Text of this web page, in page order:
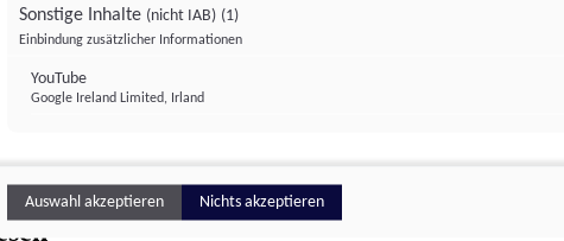
professionell
Sonstige Inhalte (nicht IAB) (1)
Einbindung zusätzlicher Informationen
YouTube
Google Ireland Limited, Irland
Auswahl akzeptieren Nichts akzeptieren